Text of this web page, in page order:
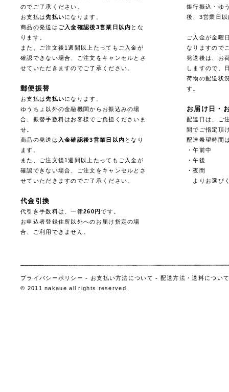
のでご了承ください。
お支払は先払いになります。
商品の発送は ご入金確認後3営業日以内 とな
ります。
また、ご注文後1週間以上たってもご入金が
確認できない場合、ご注文をキャンセルとさ
せていただきますのでご了承ください。
郵便振替
お支払は先払いになります。
ゆうちょ以外の金融機関からお振込みの場
合、振替手数料はお客様でご負担くださいま
せ。
商品の発送は 入金確認後3営業日以内 となり
ます。
また、ご注文後1週間以上たってもご入金が
確認できない場合、ご注文をキャンセルとさ
せていただきますのでご了承ください。
代金引換
代引き手数料は、一律260円です。
お申込者登録住所以外へのお届け指定の場
合、ご利用できません。
銀行振込・ゆ
後、3営業日
ご入金が金曜
なりますので
発送後は、お
しますので、
荷物の配送状
す。
お届け日・
配達日は、ご
間でご指定頂
配達希望時間
・午前中
・午後
・夜間
よりお選び
プライバシーポリシー - お支払い方法について - 配送方法・送料につい
© 2011 nakaue all rights reserved.